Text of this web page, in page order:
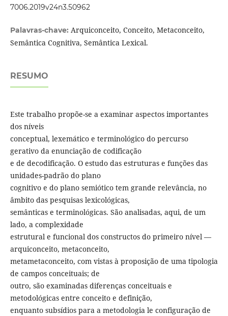
7006.2019v24n3.50962
Palavras-chave: Arquiconceito, Conceito, Metaconceito,
Semântica Cognitiva, Semântica Lexical.
RESUMO
Este trabalho propõe-se a examinar aspectos importantes
dos níveis
conceptual, lexemático e terminológico do percurso
gerativo da enunciação de codificação
e de decodificação. O estudo das estruturas e funções das
unidades-padrão do plano
cognitivo e do plano semiótico tem grande relevância, no
âmbito das pesquisas lexicológicas,
semânticas e terminológicas. São analisadas, aqui, de um
lado, a complexidade
estrutural e funcional dos constructos do primeiro nível —
arquiconceito, metaconceito,
metametaconceito, com vistas à proposição de uma tipologia
de campos conceituais; de
outro, são examinadas diferenças conceituais e
metodológicas entre conceito e definição,
enquanto subsídios para a metodologia le configuração de